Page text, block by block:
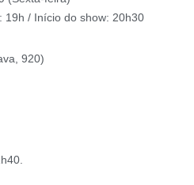
19h / Início do show: 20h30
920)